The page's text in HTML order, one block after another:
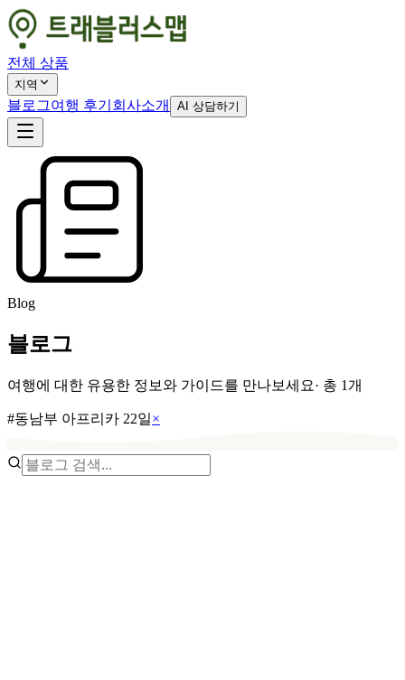
전체 상품
지역
블로그여행 후기 회사소개 AI 상담하기
Blog
블로그
여행에 대한 유용한 정보와 가이드를 만나보세요· 총 1개
#동남부 아프리카 22일×